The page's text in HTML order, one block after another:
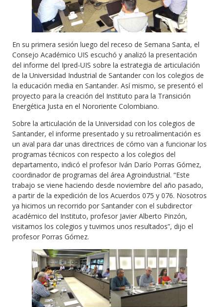
En su primera sesión luego del receso de Semana Santa, el
Consejo Académico UIS escuchó y analizó la presentación
del informe del Ipred-UIS sobre la estrategia de articulación
de la Universidad Industrial de Santander con los colegios de
la educación media en Santander. Así mismo, se presentó el
proyecto para la creación del Instituto para la Transición
Energética Justa en el Nororiente Colombiano.
Sobre la articulación de la Universidad con los colegios de
Santander, el informe presentado y su retroalimentación es
un aval para dar unas directrices de cómo van a funcionar los
programas técnicos con respecto a los colegios del
departamento, indicó el profesor Iván Darío Porras Gómez,
coordinador de programas del área Agroindustrial. “Este
trabajo se viene haciendo desde noviembre del año pasado,
a partir de la expedición de los Acuerdos 075 y 076. Nosotros
ya hicimos un recorrido por Santander con el subdirector
académico del Instituto, profesor Javier Alberto Pinzón,
visitamos los colegios y tuvimos unos resultados”, dijo el
profesor Porras Gómez.